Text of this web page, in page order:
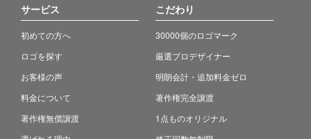
サービス
初めての方へ
ロゴを探す
お客様の声
料金について
著作権無償譲渡
こだわり
30000個のロゴマーク
厳選プロデザイナー
明朗会計・追加料金ゼロ
著作権完全譲渡
1点ものオリジナル